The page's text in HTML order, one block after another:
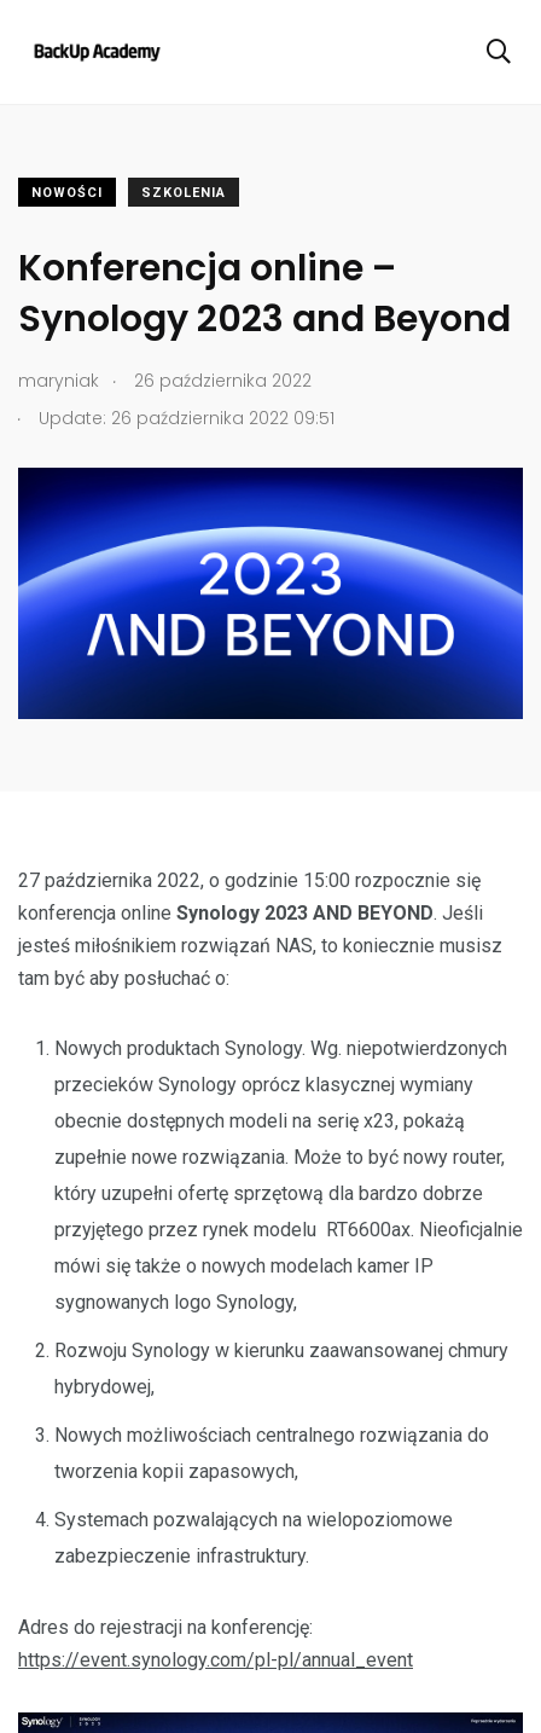
NOWOŚCI SZKOLENIA
Konferencja online –
Synology 2023 and Beyond
maryniak .
26 października 2022
.
Update: 26 października 2022 09:51
27 października 2022, o godzinie 15:00 rozpocznie się
konferencja online Synology 2023 AND BEYOND. Jeśli
jesteś miłośnikiem rozwiązań NAS, to koniecznie musisz
tam być aby posłuchać o:
Nowych produktach Synology. Wg. niepotwierdzonych
przecieków Synology oprócz klasycznej wymiany
obecnie dostępnych modeli na serię x23, pokażą
zupełnie nowe rozwiązania. Może to być nowy router,
który uzupełni ofertę sprzętową dla bardzo dobrze
przyjętego przez rynek modelu RT6600ax. Nieoficjalnie
mówi się także o nowych modelach kamer IP
sygnowanych logo Synology,
Rozwoju Synology w kierunku zaawansowanej chmury
hybrydowej,
Nowych możliwościach centralnego rozwiązania do
tworzenia kopii zapasowych,
Systemach pozwalających na wielopoziomowe
zabezpieczenie infrastruktury.
Adres do rejestracji na konferencję:
https://event.synology.com/pl-pl/annual_event